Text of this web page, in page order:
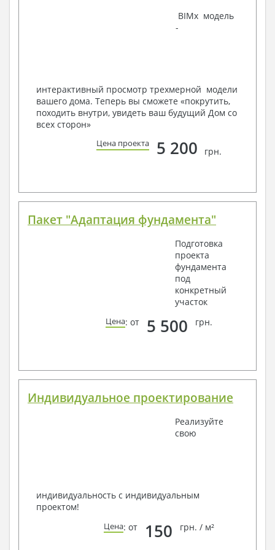
Инженеров – всегда готовы воплотить Вашу мечту
условий, за дополнительную плату.
Получить профессиональную консультацию у
наших специалистов, Вы можете любым
способом связи: закажите обратный звонок,
по viber, e-mail, телефон -
BIMx модель
-
интерактивный просмотр трехмерной модели
вашего дома. Теперь вы сможете «покрутить,
походить внутри, увидеть ваш будущий Дом со
всех сторон»
Цена проекта 5 200 грн.
Пакет "Адаптация фундамента"
Подготовка
проекта
фундамента
под
конкретный
участок
Цена: от 5 500 грн.
Индивидуальное проектирование
Реализуйте
свою
индивидуальность с индивидуальным
проектом!
Цена: от 150 грн. / м²